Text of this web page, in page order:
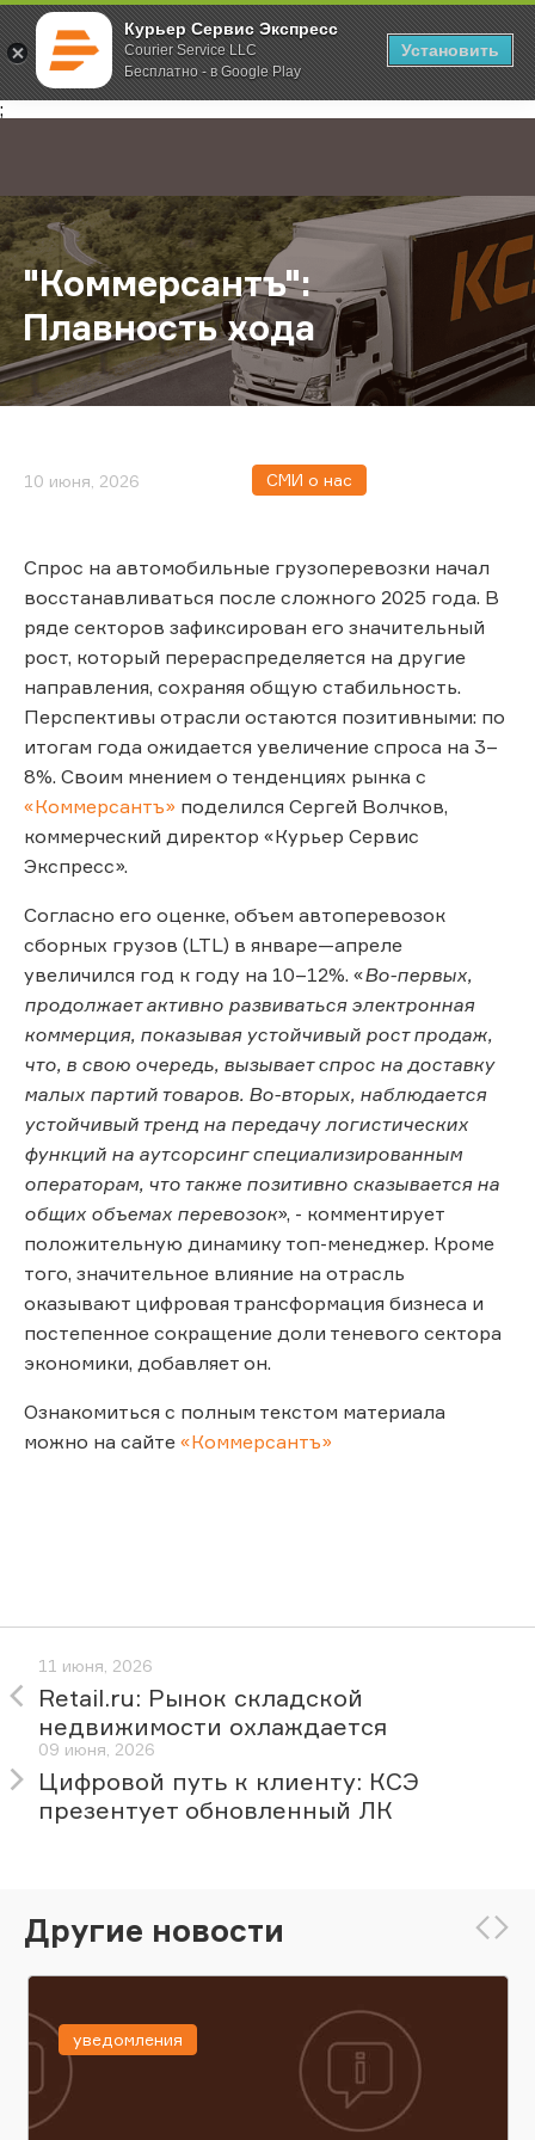
Курьер Сервис Экспресс
Courier Service LLC
Бесплатно - в Google Play
Установить
;
Главная О компании Новости "Коммерсантъ": Плавность хода
"Коммерсантъ":
Плавность хода
10 июня, 2026 СМИ о нас
Спрос на автомобильные грузоперевозки начал
восстанавливаться после сложного 2025 года. В
ряде секторов зафиксирован его значительный
рост, который перераспределяется на другие
направления, сохраняя общую стабильность.
Перспективы отрасли остаются позитивными: по
итогам года ожидается увеличение спроса на 3–
8%. Своим мнением о тенденциях рынка с
«Коммерсантъ» поделился Сергей Волчков,
коммерческий директор «Курьер Сервис
Экспресс».
Согласно его оценке, объем автоперевозок
сборных грузов (LTL) в январе—апреле
увеличился год к году на 10–12%. «Во-первых,
продолжает активно развиваться электронная
коммерция, показывая устойчивый рост продаж,
что, в свою очередь, вызывает спрос на доставку
малых партий товаров. Во-вторых, наблюдается
устойчивый тренд на передачу логистических
функций на аутсорсинг специализированным
операторам, что также позитивно сказывается на
общих объемах перевозок», - комментирует
положительную динамику топ-менеджер. Кроме
того, значительное влияние на отрасль
оказывают цифровая трансформация бизнеса и
постепенное сокращение доли теневого сектора
экономики, добавляет он.
Ознакомиться с полным текстом материала
можно на сайте «Коммерсантъ»
11 июня, 2026
Retail.ru: Рынок складской
недвижимости охлаждается
09 июня, 2026
Цифровой путь к клиенту: КСЭ
презентует обновленный ЛК
Другие новости
уведомления